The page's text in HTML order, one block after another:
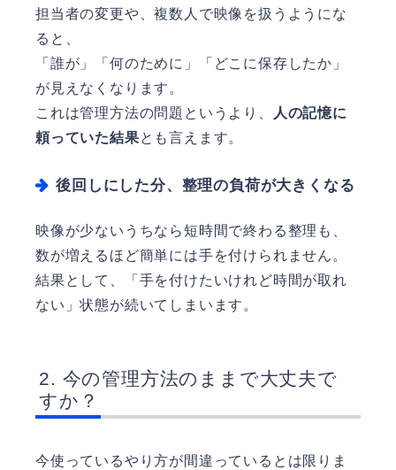
担当者の変更や、複数人で映像を扱うようにな
ると、
「誰が」「何のために」「どこに保存したか」
が見えなくなります。
これは管理方法の問題というより、
人の記憶に
頼っていた結果とも言えます。
後回しにした分、整理の負荷が大きくなる
映像が少ないうちなら短時間で終わる整理も、
数が増えるほど簡単には手を付けられません。
結果として、「手を付けたいけれど時間が取れ
ない」状態が続いてしまいます。
今の管理方法のままで大丈夫で
すか？
今使っているやり方が間違っているとは限りま